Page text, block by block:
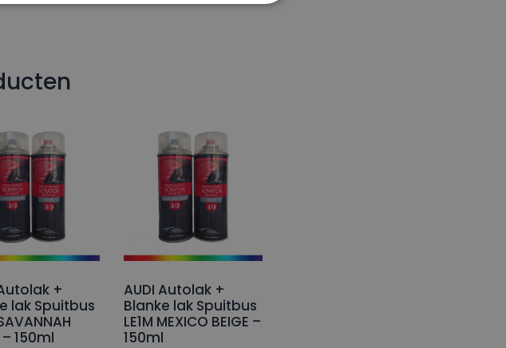
+
lak Spuitbus
– 150ml
AUDI Autolak +
Blanke lak Spuitbus
LE1M MEXICO BEIGE –
150ml